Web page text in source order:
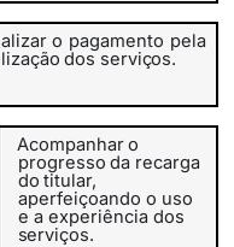
o pagamento pela
dos serviços.
Acompanhar o
progresso da recarga
do titular,
aperfeiçoando o uso
e a experiência dos
serviços.